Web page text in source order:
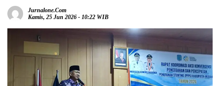
Jurnalone.com
Kamis, 25 Jun 2026 - 10:22 WIB